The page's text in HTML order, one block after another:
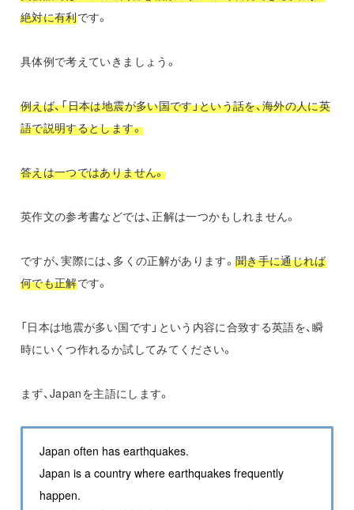
絶対に有利です。
具体例で考えていきましょう。
例えば、「日本は地震が多い国です」という話を、海外の人に英
語で説明するとします。
答えは一つではありません。
英作文の参考書などでは、正解は一つかもしれません。
ですが、実際には、多くの正解があります。 聞き手に通じれば
何でも正解です。
「日本は地震が多い国です」という内容に合致する英語を、瞬
時にいくつ作れるか試してみてください。
まず、Japanを主語にします。
Japan often has earthquakes.
Japan is a country where earthquakes frequently
happen.